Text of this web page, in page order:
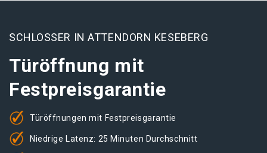
SCHLOSSER IN ATTENDORN KESEBERG
Türöffnung mit
Festpreisgarantie
Türöffnungen mit Festpreisgarantie
Niedrige Latenz: 25 Minuten Durchschnitt